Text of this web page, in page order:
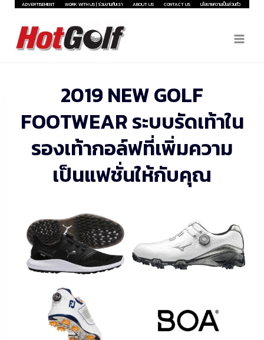
Skip
content
ADVERTISEMENT WORK WITH US | ร่วมงานกับเรา ABOUT US CONTACT US นโยบายความเป็นส่วนตัว
2019 NEW GOLF
FOOTWEAR ระบบรัดเท้าใน
รองเท้ากอล์ฟที่เพิ่มความ
เป็นแฟชั่นให้กับคุณ